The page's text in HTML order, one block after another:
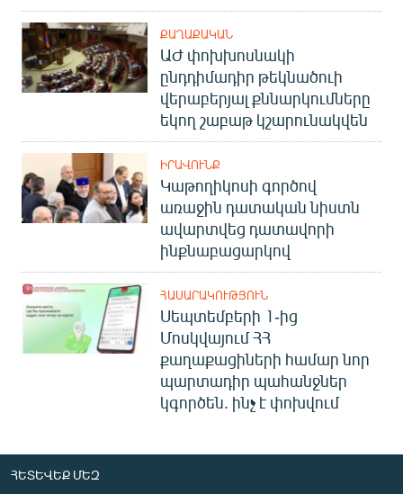
ՔԱՂԱՔԱԿԱՆ
ԱԺ փոխխոսնակի
ընդդիմադիր թեկնածուի
վերաբերյալ քննարկումները
եկող շաբաթ կշարունակվեն
ԻՐԱՎՈՒՆՔ
Կաթողիկոսի գործով
առաջին դատական նիստն
ավարտվեց դատավորի
ինքնաբացարկով
ՀԱՍԱՐԱԿՈՒԹՅՈՒՆ
Սեպտեմբերի 1-ից
Մոսկվայում ՀՀ
քաղաքացիների համար նոր
պարտադիր պահանջներ
կգործեն. ինչ է փոխվում
ՀԵՏԵՎԵՔ ՄԵԶ